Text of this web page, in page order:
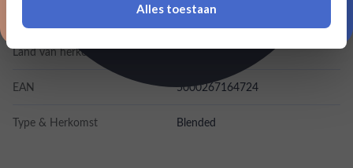
1L
Land van herkomst Schotland
EAN 5000267164724
Type & Herkomst Blended
Alles toestaan